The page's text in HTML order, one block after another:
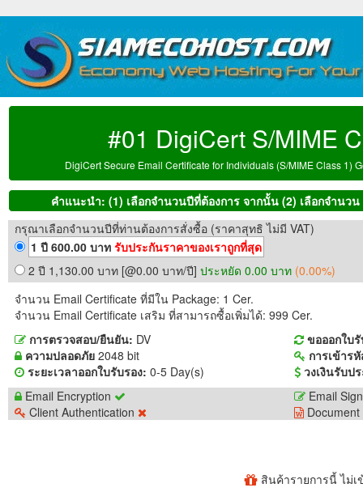
#01 DigiCert S/MIME
DigiCert Secure Email Certificate for Individuals (S/MIME Class 1)
คำแนะนำ: (1) เลือกจำนวนปีที่ต้องการ จากนั้น (2) เลือกจำนว
กรุณาเลือกจำนวนปีที่ท่านต้องการสั่งซื้อ (ราคาสุทธิ ไม่มี VAT)
1 ปี 600.00 บาท รับประกันราคาของเราถูกที่สุด
2 ปี 1,130.00 บาท [@0.00 บาท/ปี] ประหยัด 0.00 บาท (0.00%)
จำนวน Email Certificate ที่มีใน Package: 1 Cer.
จำนวน Email Certificate เสริม ที่สามารถซื้อเพิ่มได้: 999 Cer.
การตรวจสอบ/ยืนยัน: DV
ขอออกใบ
ความปลอดภัย 2048 bit
การเข้าร
ระยะเวลาออกใบรับรอง: 0-5 Day(s)
วงเงินรับป
Email Encryption
Email
Client Authentication
สินค้ารายการนี้ ไม่เ